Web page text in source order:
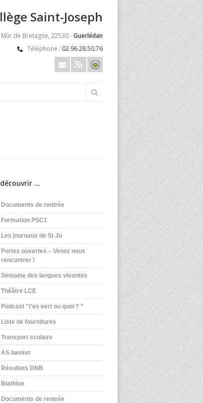
Saint-Joseph
de Bretagne, 22530 -Guerlédan
Téléphone : 02.96.28.50.76
...
Documents de rentrée
Formation PSC1
Les journaux de St Jo
Portes ouvertes – Venez nous
rencontrer !
Semaine des langues vivantes
Théâtre LCE
Podcast "t'es vert ou quoi ? "
Liste de fournitures
Transport scolaire
AS basket
Résultats DNB
Biathlon
Documents de rentrée